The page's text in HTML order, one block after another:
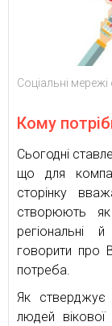
Соціальні
Кому
Сьогодні
що для
сторінку
створюють як
регіональні
говорити про
потреба.
Як стверджує
людей вікової